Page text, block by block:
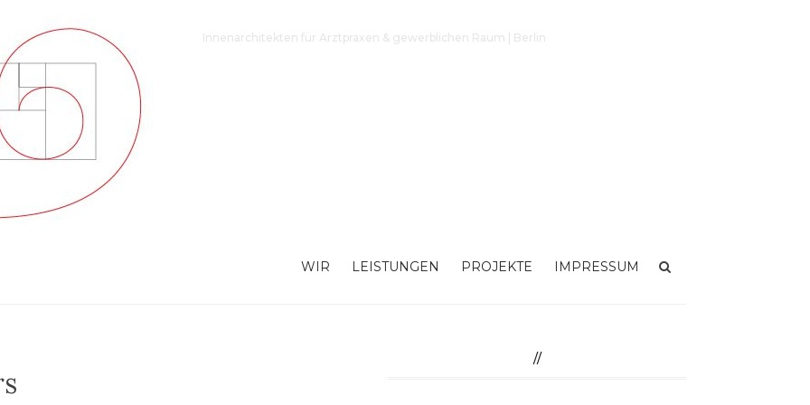
Innenarchitekten für Arztpraxen & gewerblichen Raum | Berlin
WIR LEISTUNGEN PROJEKTE IMPRESSUM
//